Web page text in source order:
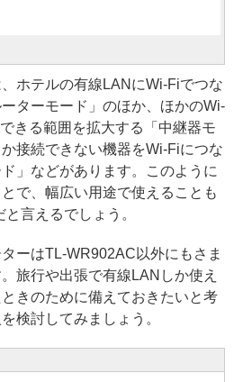
ホテルの有線LANにWi-Fiでつな
ターモード」のほか、ほかのWi-
きる範囲を拡大する「中継器モ
接続できない機器をWi-Fiにつな
」などがあります。このように
で、幅広い用途で使えることも
言えるでしょう。
ーはTL-WR902AC以外にもさま
旅行や出張で有線LANしか使え
きのために備えておきたいと考
検討してみましょう。